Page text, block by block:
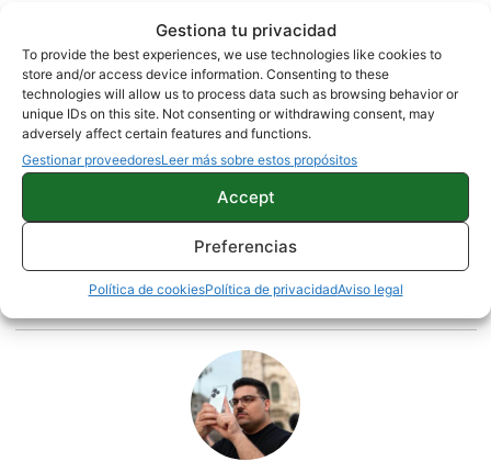
Gestiona tu privacidad
To provide the best experiences, we use technologies like cookies to
store and/or access device information. Consenting to these
technologies will allow us to process data such as browsing behavior or
unique IDs on this site. Not consenting or withdrawing consent, may
adversely affect certain features and functions.
Gestionar proveedoresLeer más sobre estos propósitos
Accept
Preferencias
Política de cookiesPolítica de privacidadAviso legal
Cómo utilizar la pantalla dividida en el OnePlus
5
Fuente |ItHome
Sobre este autor